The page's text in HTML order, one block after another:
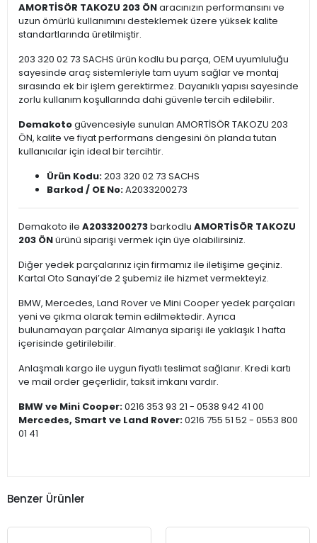
AMORTİSÖR TAKOZU 203 ÖNaracınızın performansını ve
uzun ömürlü kullanımını desteklemek üzere yüksek kalite
standartlarında üretilmiştir.
203 320 02 73 SACHS ürün kodlu bu parça, OEM uyumluluğu
sayesinde araç sistemleriyle tam uyum sağlar ve montaj
sırasında ek bir işlem gerektirmez. Dayanıklı yapısı sayesinde
zorlu kullanım koşullarında dahi güvenle tercih edilebilir.
Demakotogüvencesiyle sunulan AMORTİSÖR TAKOZU 203
ÖN, kalite ve fiyat performans dengesini ön planda tutan
kullanıcılar için ideal bir tercihtir.
Ürün Kodu:203 320 02 73 SACHS
Barkod / OE No:A2033200273
Demakoto ile A2033200273barkodlu AMORTİSÖR TAKOZU
203 ÖNürünü siparişi vermek için üye olabilirsiniz.
Diğer yedek parçalarınız için firmamız ile iletişime geçiniz.
Kartal Oto Sanayi’de 2 şubemiz ile hizmet vermekteyiz.
BMW, Mercedes, Land Rover ve Mini Cooper yedek parçaları
yeni ve çıkma olarak temin edilmektedir. Ayrıca
bulunamayan parçalar Almanya siparişi ile yaklaşık 1 hafta
içerisinde getirilebilir.
Anlaşmalı kargo ile uygun fiyatlı teslimat sağlanır. Kredi kartı
ve mail order geçerlidir, taksit imkanı vardır.
BMW ve Mini Cooper:0216 353 93 21 - 0538 942 41 00
Mercedes, Smart ve Land Rover:0216 755 51 52 - 0553 800
01 41
Benzer Ürünler